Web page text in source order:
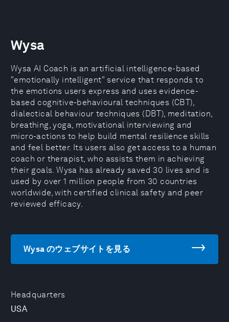
Headquarters
USA
Wysa
Wysa AI Coach is an artificial intelligence-based
"emotionally intelligent" service that responds to
the emotions users express and uses evidence-
based cognitive-behavioural techniques (CBT),
dialectical behaviour techniques (DBT), meditation,
breathing, yoga, motivational interviewing and
micro-actions to help build mental resilience skills
and feel better. Its users also get access to a human
coach or therapist, who assists them in achieving
their goals. Wysa has already saved 30 lives and is
used by over 1 million people from 30 countries
worldwide, with certified clinical safety and peer
reviewed efficacy.
Wysa のウェブサイトを見る